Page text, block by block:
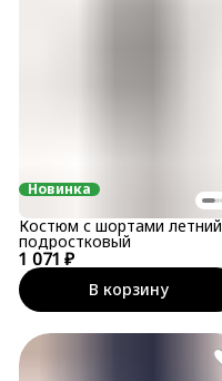
Новинка
1 071 ₽
Костюм с шортами летний
подростковый
В корзину